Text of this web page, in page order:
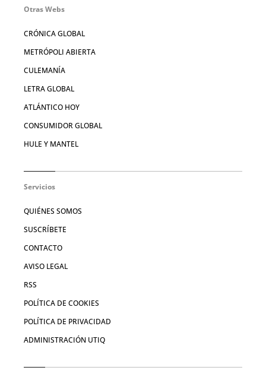
Otras Webs
CRÓNICA GLOBAL
METRÓPOLI ABIERTA
CULEMANÍA
LETRA GLOBAL
ATLÁNTICO HOY
CONSUMIDOR GLOBAL
HULE Y MANTEL
Servicios
QUIÉNES SOMOS
SUSCRÍBETE
CONTACTO
AVISO LEGAL
RSS
POLÍTICA DE COOKIES
POLÍTICA DE PRIVACIDAD
ADMINISTRACIÓN UTIQ